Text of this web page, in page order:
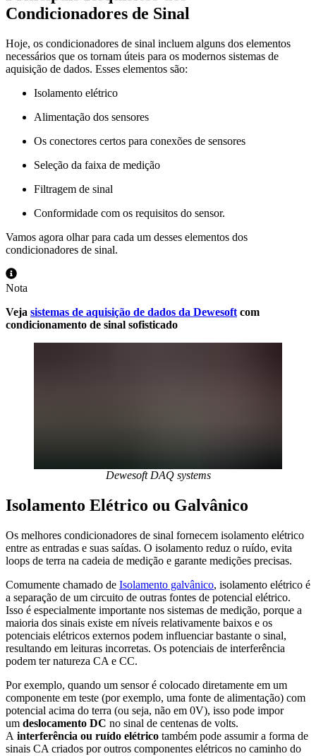
Condicionadores de Sinal
Hoje, os condicionadores de sinal incluem alguns dos elementos
necessários que os tornam úteis para os modernos sistemas de
aquisição de dados. Esses elementos são:
Isolamento elétrico
Alimentação dos sensores
Os conectores certos para conexões de sensores
Seleção da faixa de medição
Filtragem de sinal
Conformidade com os requisitos do sensor.
Vamos agora olhar para cada um desses elementos dos
condicionadores de sinal.
Nota
Veja sistemas de aquisição de dados da Dewesoft com
condicionamento de sinal sofisticado
Dewesoft DAQ systems
Isolamento Elétrico ou Galvânico
Os melhores condicionadores de sinal fornecem isolamento elétrico
entre as entradas e suas saídas. O isolamento reduz o ruído, evita
loops de terra na cadeia de medição e garante medições precisas.
Comumente chamado de Isolamento galvânico, isolamento elétrico é
a separação de um circuito de outras fontes de potencial elétrico.
Isso é especialmente importante nos sistemas de medição, porque a
maioria dos sinais existe em níveis relativamente baixos e os
potenciais elétricos externos podem influenciar bastante o sinal,
resultando em leituras incorretas. Os potenciais de interferência
podem ter natureza CA e CC.
Por exemplo, quando um sensor é colocado diretamente em um
componente em teste (por exemplo, uma fonte de alimentação) com
potencial acima do terra (ou seja, não em 0V), isso pode impor
um deslocamento DC no sinal de centenas de volts.
A interferência ou ruído elétrico também pode assumir a forma de
sinais CA criados por outros componentes elétricos no caminho do